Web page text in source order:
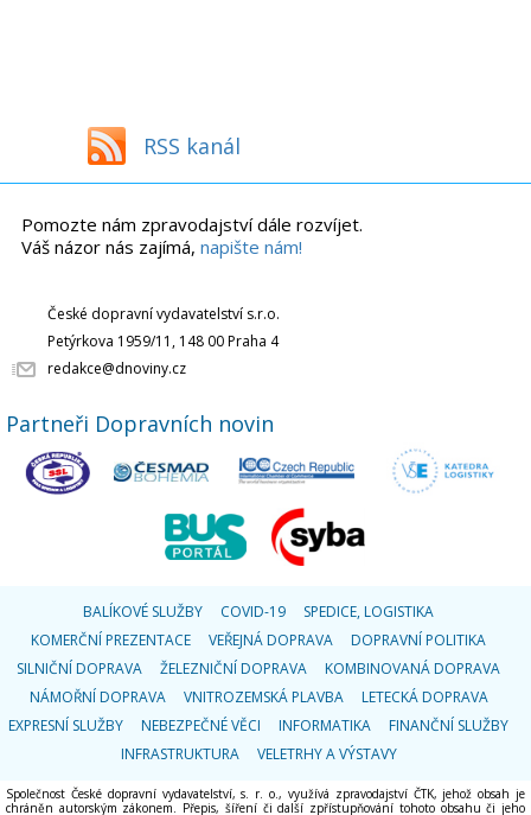
RSS kanál
Pomozte nám zpravodajství dále rozvíjet.
Váš názor nás zajímá, napište nám!
České dopravní vydavatelství s.r.o.
Petýrkova 1959/11, 148 00 Praha 4
redakce@dnoviny.cz
Partneři Dopravních novin
BALÍKOVÉ SLUŽBY COVID-19
SPEDICE, LOGISTIKA
KOMERČNÍ PREZENTACE
VEŘEJNÁ DOPRAVA
DOPRAVNÍ POLITIKA
SILNIČNÍ DOPRAVA
ŽELEZNIČNÍ DOPRAVA
KOMBINOVANÁ DOPRAVA
NÁMOŘNÍ DOPRAVA
VNITROZEMSKÁ PLAVBA
LETECKÁ DOPRAVA
EXPRESNÍ SLUŽBY
NEBEZPEČNÉ VĚCI INFORMATIKA
FINANČNÍ SLUŽBY
INFRASTRUKTURA
VELETRHY A VÝSTAVY
Společnost České dopravní vydavatelství, s. r. o., využívá zpravodajství ČTK, jehož obsah je
chráněn autorským zákonem. Přepis, šíření či další zpřístupňování tohoto obsahu či jeho